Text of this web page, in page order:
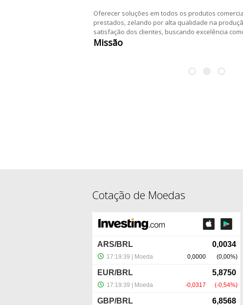
Oferecer soluções em todos os produtos
prestados, zelando por alta qualidade na
satisfação dos clientes, buscando excelência
Missão
Cotação de Moedas